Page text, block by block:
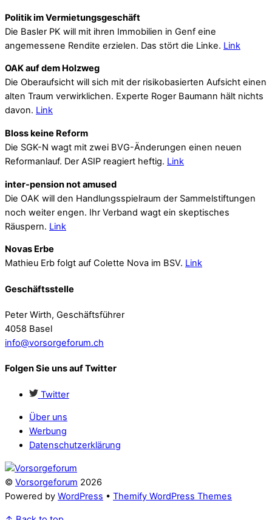
Politik im Vermietungsgeschäft
Die Basler PK will mit ihren Immobilien in Genf eine
angemessene Rendite erzielen. Das stört die Linke. Link
OAK auf dem Holzweg
Die Oberaufsicht will sich mit der risikobasierten Aufsicht einen
alten Traum verwirklichen. Experte Roger Baumann hält nichts
davon. Link
Bloss keine Reform
Die SGK-N wagt mit zwei BVG-Änderungen einen neuen
Reformanlauf. Der ASIP reagiert heftig. Link
inter-pension not amused
Die OAK will den Handlungsspielraum der Sammelstiftungen
noch weiter engen. Ihr Verband wagt ein skeptisches
Räuspern. Link
Novas Erbe
Mathieu Erb folgt auf Colette Nova im BSV. Link
Geschäftsstelle
Peter Wirth, Geschäftsführer
4058 Basel
info@vorsorgeforum.ch
Folgen Sie uns auf Twitter
Twitter
Über uns
Werbung
Datenschutzerklärung
© Vorsorgeforum 2026
Powered by WordPress • Themify WordPress Themes